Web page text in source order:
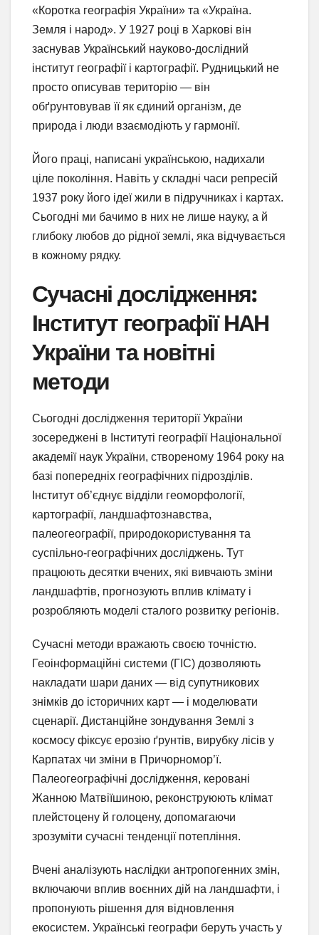
«Коротка географія України» та «Україна.
Земля і народ». У 1927 році в Харкові він
заснував Український науково-дослідний
інститут географії і картографії. Рудницький не
просто описував територію — він
обґрунтовував її як єдиний організм, де
природа і люди взаємодіють у гармонії.
Його праці, написані українською, надихали
ціле покоління. Навіть у складні часи репресій
1937 року його ідеї жили в підручниках і картах.
Сьогодні ми бачимо в них не лише науку, а й
глибоку любов до рідної землі, яка відчувається
в кожному рядку.
Сучасні дослідження:
Інститут географії НАН
України та новітні
методи
Сьогодні дослідження території України
зосереджені в Інституті географії Національної
академії наук України, створеному 1964 року на
базі попередніх географічних підрозділів.
Інститут об’єднує відділи геоморфології,
картографії, ландшафтознавства,
палеогеографії, природокористування та
суспільно-географічних досліджень. Тут
працюють десятки вчених, які вивчають зміни
ландшафтів, прогнозують вплив клімату і
розробляють моделі сталого розвитку регіонів.
Сучасні методи вражають своєю точністю.
Геоінформаційні системи (ГІС) дозволяють
накладати шари даних — від супутникових
знімків до історичних карт — і моделювати
сценарії. Дистанційне зондування Землі з
космосу фіксує ерозію ґрунтів, вирубку лісів у
Карпатах чи зміни в Причорномор’ї.
Палеогеографічні дослідження, керовані
Жанною Матвіїшиною, реконструюють клімат
плейстоцену й голоцену, допомагаючи
зрозуміти сучасні тенденції потепління.
Вчені аналізують наслідки антропогенних змін,
включаючи вплив воєнних дій на ландшафти, і
пропонують рішення для відновлення
екосистем. Українські географи беруть участь у